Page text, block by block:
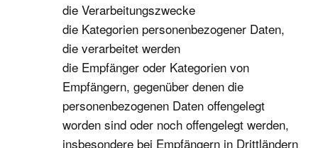
die Verarbeitungszwecke
die Kategorien personenbezogener Daten,
die verarbeitet werden
die Empfänger oder Kategorien von
Empfängern, gegenüber denen die
personenbezogenen Daten offengelegt
worden sind oder noch offengelegt werden,
insbesondere bei Empfängern in Drittländern